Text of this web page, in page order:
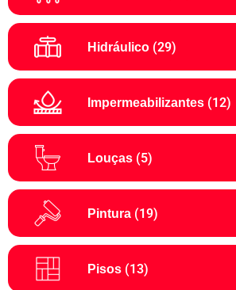
Hidráulico (29)
Impermeabilizantes (12)
Louças (5)
Pintura (19)
Pisos (13)